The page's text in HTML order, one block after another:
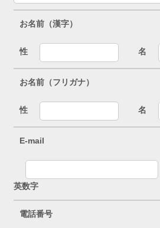
お名前（漢字）
性 名
お名前（フリガナ）
性 名
E-mail
英数字
電話番号